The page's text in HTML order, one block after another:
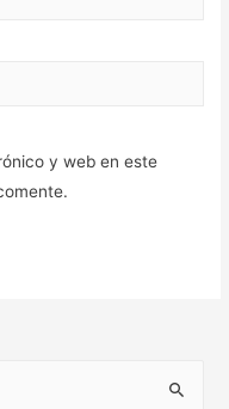
y web en este